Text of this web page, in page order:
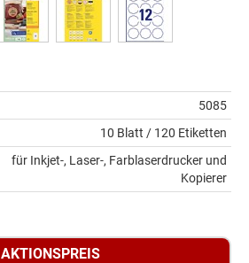
5085
10 Blatt / 120 Etiketten
für Inkjet-, Laser-, Farblaserdrucker und
Kopierer
AKTIONSPREIS